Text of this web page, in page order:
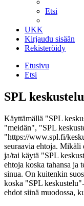
Etsi
UKK
Kirjaudu sisään
Rekisteröidy
Etusivu
Etsi
SPL
Käyttämällä "SPL
"meidän", "SPL
"https://www.spl.fi/
seuraavia ehtoja. Mikäli
ja/tai käytä "SPL
ehtoja koska tahansa ja
sinua. On kuitenkin
koska "SPL
ehdot siinä muodossa,